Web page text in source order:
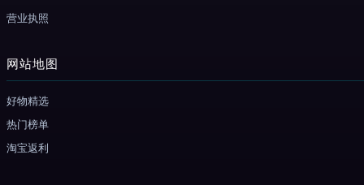
营业执照
网站地图
好物精选
热门榜单
淘宝返利